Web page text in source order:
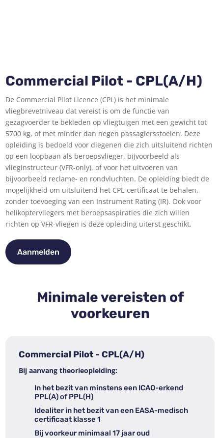
Commercial Pilot - CPL(A/H)
De Commercial Pilot Licence (CPL) is het minimale
vliegbrevetniveau dat vereist is om de functie van
gezagvoerder te bekleden op vliegtuigen met een gewicht tot
5700 kg, of met minder dan negen passagiersstoelen. Deze
opleiding is bedoeld voor diegenen die zich uitsluitend richten
op een loopbaan als beroepsvlieger, bijvoorbeeld als
vlieginstructeur (VFR-only), of voor het uitvoeren van
bijvoorbeeld reclame- en rondvluchten. De opleiding biedt de
mogelijkheid om uitsluitend het CPL-certificaat te behalen,
zonder toevoeging van een Instrument Rating (IR). Ook voor
helikoptervliegers met beroepsaspiraties die zich willen
richten op VFR-vliegen is deze opleiding uiterst geschikt.
Aanmelden
Minimale vereisten of
voorkeuren
Commercial Pilot - CPL(A/H)
Bij aanvang theorieopleiding:
In het bezit van minstens een ICAO-erkend
PPL(A) of PPL(H)
Idealiter in het bezit van een EASA-medisch
certificaat klasse 1
Bij voorkeur minimaal 17 jaar oud